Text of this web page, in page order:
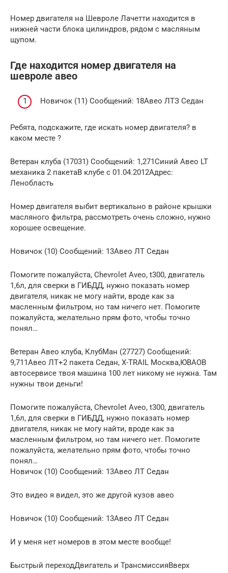
Номер двигателя на Шевроле Лачетти находится в
нижней части блока цилиндров, рядом с масляным
щупом.
Где находится номер двигателя на
шевроле авео
Новичок (11) Сообщений: 18Авео ЛТЗ Седан
Ребята, подскажите, где искать номер двигателя? в
каком месте ?
Ветеран клуба (17031) Сообщений: 1,271Синий Авео LT
механика 2 пакетаВ клубе с 01.04.2012Адрес:
Ленобласть
Номер двигателя выбит вертикально в районе крышки
масляного фильтра, рассмотреть очень сложно, нужно
хорошее освещение.
Новичок (10) Сообщений: 13Авео ЛТ Седан
Помогите пожалуйста, Chevrolet Aveo, t300, двигатель
1,6л, для сверки в ГИБДД, нужно показать номер
двигателя, никак не могу найти, вроде как за
масленным фильтром, но там ничего нет. Помогите
пожалуйста, желательно прям фото, чтобы точно
понял…
Ветеран Авео клуба, КлубМан (27727) Сообщений:
9,711Авео ЛТ+2 пакета Седан, Х-TRAIL Москва,ЮВАОВ
автосервисе твоя машина 100 лет никому не нужна. Там
нужны твои деньги!
Помогите пожалуйста, Chevrolet Aveo, t300, двигатель
1,6л, для сверки в ГИБДД, нужно показать номер
двигателя, никак не могу найти, вроде как за
масленным фильтром, но там ничего нет. Помогите
пожалуйста, желательно прям фото, чтобы точно
понял…
Новичок (10) Сообщений: 13Авео ЛТ Седан
Это видео я видел, это же другой кузов авео
Новичок (10) Сообщений: 13Авео ЛТ Седан
И у меня нет номеров в этом месте вообще!
Быстрый переходДвигатель и ТрансмиссияВверх